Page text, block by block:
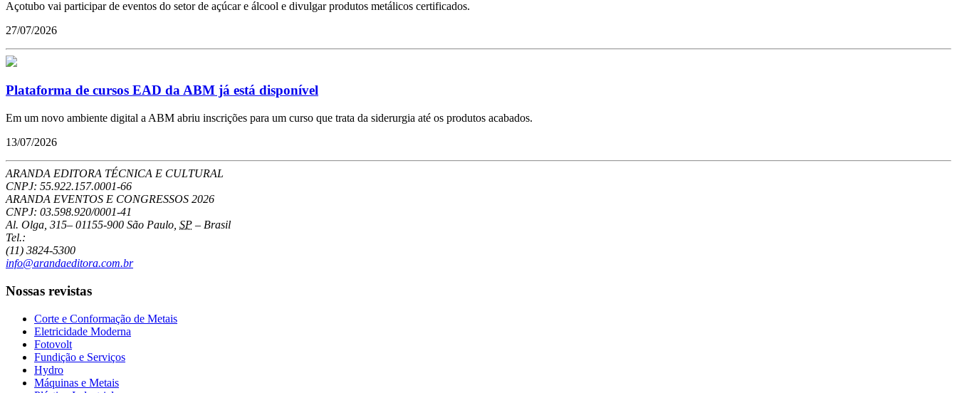
Açotubo vai participar de eventos do setor de açúcar e álcool e divulgar produtos metálicos certificados.
27/07/2026
Plataforma de cursos EAD da ABM já está disponível
Em um novo ambiente digital a ABM abriu inscrições para um curso que trata da siderurgia até os produtos acabados.
13/07/2026
ARANDA EDITORA TÉCNICA E CULTURAL
CNPJ: 55.922.157.0001-66
ARANDA EVENTOS E CONGRESSOS 2026
CNPJ: 03.598.920/0001-41
Al. Olga, 315– 01155-900 São Paulo SP – Brasil
Tel.:
(11) 3824-5300
info@arandaeditora.com.br
Nossas revistas
Corte e Conformação de Metais
Eletricidade Moderna
Fotovolt
Fundição e Serviços
Hydro
Máquinas e Metais